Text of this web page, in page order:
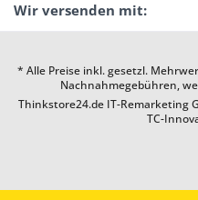
Wir versenden mit:
* Alle Preise inkl. gesetzl.
Nachnahmegebühren,
Thinkstore24.de IT-Remarketing
TC-